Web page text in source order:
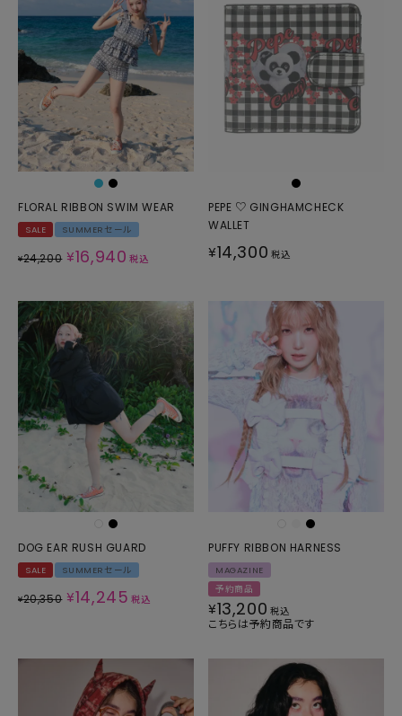
FLORAL RIBBON SWIM WEAR
SALE SUMMERセール
¥24,200 ¥16,940 税込
PEPE ♡ GINGHAMCHECK
WALLET
¥14,300 税込
DOG EAR RUSH GUARD
SALE SUMMERセール
¥20,350 ¥14,245 税込
PUFFY RIBBON HARNESS
MAGAZINE
予約商品
¥13,200 税込
こちらは予約商品です